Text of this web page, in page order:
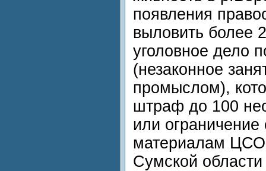
появления
выловить более
уголовное дело
(незаконное
промыслом),
штраф до 100
или
материалам
Сумской области